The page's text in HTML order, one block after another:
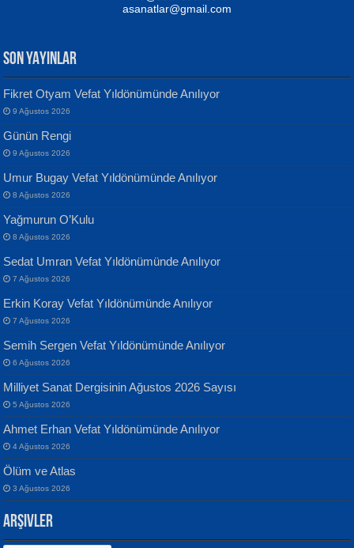
MUSTAFA KELOĞLU
Yarına İz Bırakmak...
ATİLLA ÖZEN
Sultan Olmadan Önce Eyüp...
EKREM KARABABA
Yılmaz Ekinci
Geceye Söylenen...
Banu Sancak
Defterimden İçeri...
İsmail Aydos
İnkisar...
asanatlar@gmail.com
SON YAYINLAR
Fikret Otyam Vefat Yıldönümünde Anılıyor
9 Ağustos 2026
Günün Rengi
9 Ağustos 2026
Umur Bugay Vefat Yıldönümünde Anılıyor
8 Ağustos 2026
Yağmurun O’Kulu
8 Ağustos 2026
Sedat Umran Vefat Yıldönümünde Anılıyor
7 Ağustos 2026
Erkin Koray Vefat Yıldönümünde Anılıyor
7 Ağustos 2026
Semih Sergen Vefat Yıldönümünde Anılıyor
6 Ağustos 2026
Milliyet Sanat Dergisinin Ağustos 2026 Sayısı
5 Ağustos 2026
Ahmet Erhan Vefat Yıldönümünde Anılıyor
4 Ağustos 2026
Ölüm ve Atlas
3 Ağustos 2026
Arşivler